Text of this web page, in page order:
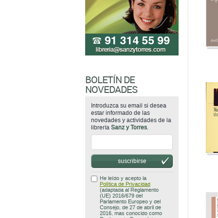
BOLETÍN DE
NOVEDADES
Introduzca su email si desea
estar informado de las
novedades y actividades de la
librería Sanz y Torres.
suscribirse
He leído y acepto la
Política de Privacidad
(adaptada al Reglamento
(UE) 2016/679 del
Parlamento Europeo y del
Consejo, de 27 de abril de
2016, mas conocido como